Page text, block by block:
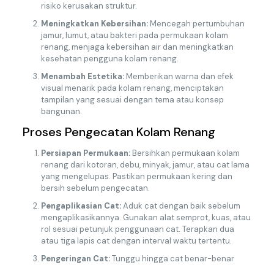
risiko kerusakan struktur.
Meningkatkan Kebersihan:Mencegah pertumbuhan
jamur, lumut, atau bakteri pada permukaan kolam
renang, menjaga kebersihan air dan meningkatkan
kesehatan pengguna kolam renang.
Menambah Estetika:Memberikan warna dan efek
visual menarik pada kolam renang, menciptakan
tampilan yang sesuai dengan tema atau konsep
bangunan.
Proses Pengecatan Kolam Renang
Persiapan Permukaan:Bersihkan permukaan kolam
renang dari kotoran, debu, minyak, jamur, atau cat lama
yang mengelupas. Pastikan permukaan kering dan
bersih sebelum pengecatan.
Pengaplikasian Cat:Aduk cat dengan baik sebelum
mengaplikasikannya. Gunakan alat semprot, kuas, atau
rol sesuai petunjuk penggunaan cat. Terapkan dua
atau tiga lapis cat dengan interval waktu tertentu.
Pengeringan Cat:Tunggu hingga cat benar-benar